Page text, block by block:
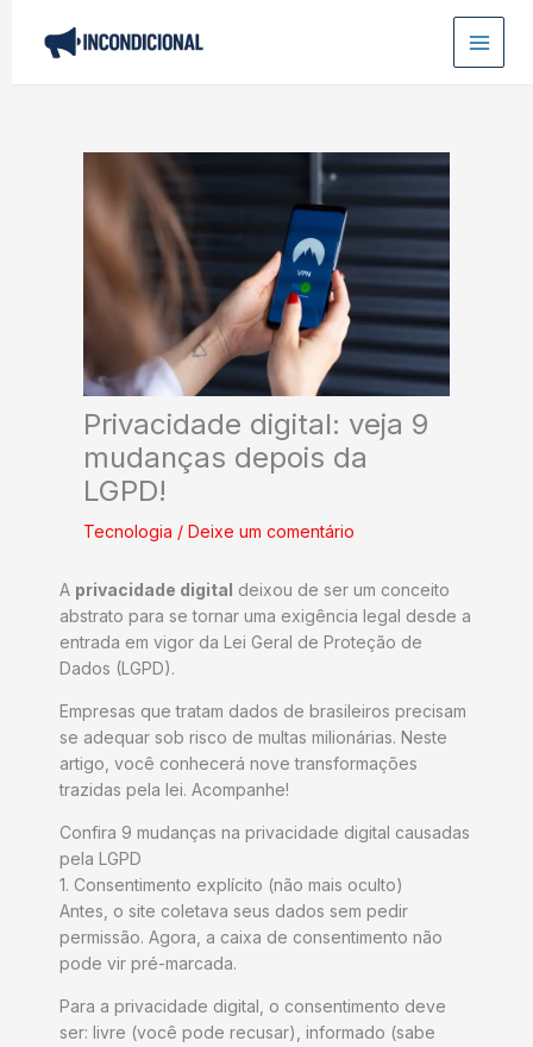
Privacidade digital: veja 9
mudanças depois da
LGPD!
Tecnologia / Deixe um comentário
A privacidade digital deixou de ser um conceito
abstrato para se tornar uma exigência legal desde a
entrada em vigor da Lei Geral de Proteção de
Dados (LGPD).
Empresas que tratam dados de brasileiros precisam
se adequar sob risco de multas milionárias. Neste
artigo, você conhecerá nove transformações
trazidas pela lei. Acompanhe!
Confira 9 mudanças na privacidade digital causadas
pela LGPD
1. Consentimento explícito (não mais oculto)
Antes, o site coletava seus dados sem pedir
permissão. Agora, a caixa de consentimento não
pode vir pré-marcada.
Para a privacidade digital, o consentimento deve
ser: livre (você pode recusar), informado (sabe